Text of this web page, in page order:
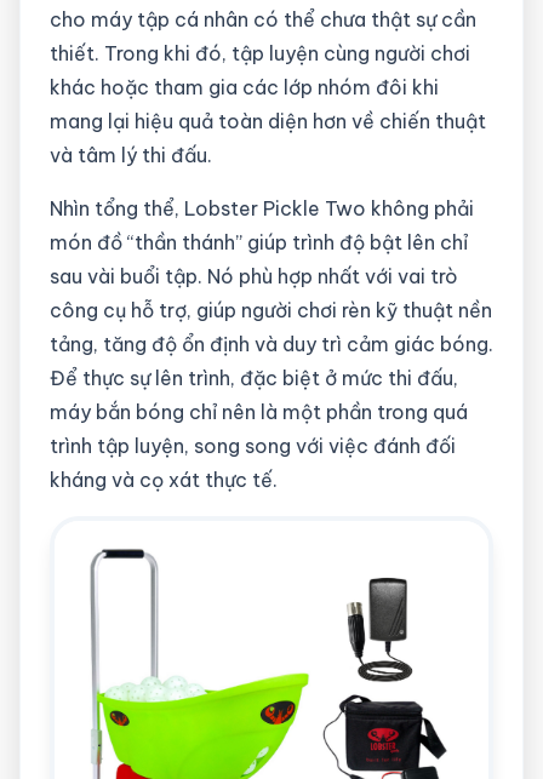
cho máy tập cá nhân có thể chưa thật sự cần
thiết. Trong khi đó, tập luyện cùng người chơi
khác hoặc tham gia các lớp nhóm đôi khi
mang lại hiệu quả toàn diện hơn về chiến thuật
và tâm lý thi đấu.
Nhìn tổng thể, Lobster Pickle Two không phải
món đồ “thần thánh” giúp trình độ bật lên chỉ
sau vài buổi tập. Nó phù hợp nhất với vai trò
công cụ hỗ trợ, giúp người chơi rèn kỹ thuật nền
tảng, tăng độ ổn định và duy trì cảm giác bóng.
Để thực sự lên trình, đặc biệt ở mức thi đấu,
máy bắn bóng chỉ nên là một phần trong quá
trình tập luyện, song song với việc đánh đối
kháng và cọ xát thực tế.